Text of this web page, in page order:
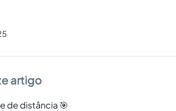
artigo
de distância 🎯